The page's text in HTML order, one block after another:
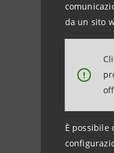
da un sito
!
È possibile